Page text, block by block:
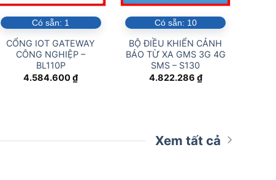
Có sẵn: 1
CỔNG IOT GATEWAY
CÔNG NGHIỆP –
BL110P
4.584.600₫
Có sẵn: 10
BỘ ĐIỀU KHIỂN CẢNH
BÁO TỪ XA GMS 3G 4G
SMS – S130
4.822.286 ₫
Xem tất cả